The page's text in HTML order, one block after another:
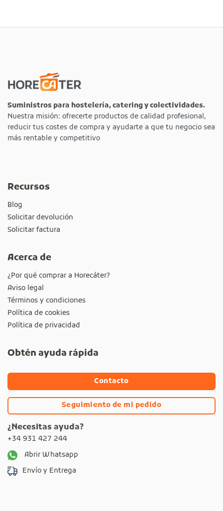
Suministros para hostelería, catering y colectividades.
Nuestra misión: ofrecerte productos de calidad profesional,
reducir tus costes de compra y ayudarte a que tu negocio sea
más rentable y competitivo
Recursos
Blog
Solicitar devolución
Solicitar factura
Acerca de
¿Por qué comprar a Horecáter?
Aviso legal
Términos y condiciones
Política de cookies
Política de privacidad
Obtén ayuda rápida
Contacto
Seguimiento de mi pedido
¿Necesitas ayuda?
+34 931 427 244
Abrir Whatsapp
Envío y Entrega